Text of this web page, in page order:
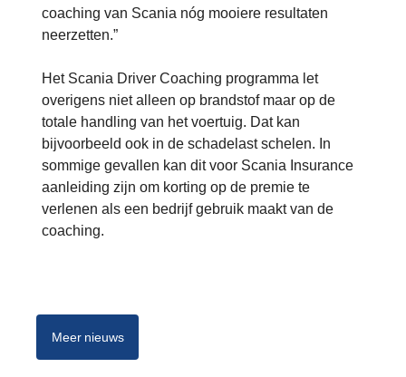
coaching van Scania nóg mooiere resultaten
neerzetten.”
Het Scania Driver Coaching programma let
overigens niet alleen op brandstof maar op de
totale handling van het voertuig. Dat kan
bijvoorbeeld ook in de schadelast schelen. In
sommige gevallen kan dit voor Scania Insurance
aanleiding zijn om korting op de premie te
verlenen als een bedrijf gebruik maakt van de
coaching.
Meer nieuws